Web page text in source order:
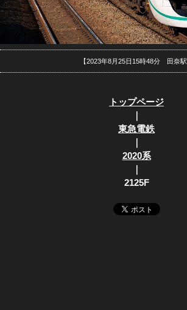
【2023年8月25日15時48分 田奈駅
トップページ
｜
東急電鉄
｜
2020系
｜
2125F